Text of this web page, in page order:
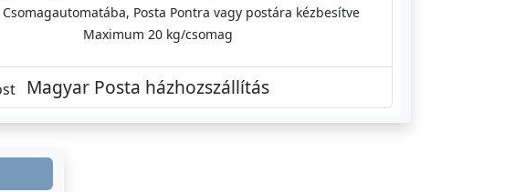
Csomagautomatába, Posta Pontra vagy postára kézbesítve
Maximum 20 kg/csomag
Magyar Posta házhozszállítás